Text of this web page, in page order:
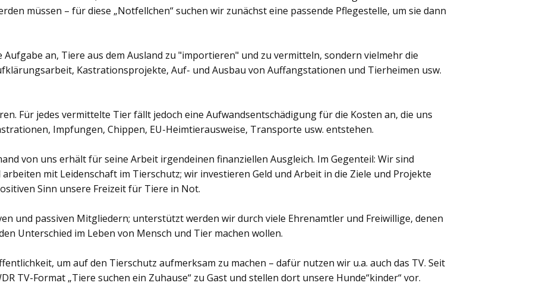
müssen – für diese „Notfellchen“ suchen wir zunächst eine passende Pflegestelle, um sie dann
an, Tiere aus dem Ausland zu "importieren" und zu vermitteln, sondern vielmehr die
Kastrationsprojekte, Auf- und Ausbau von Auffangstationen und Tierheimen usw.
Für jedes vermittelte Tier fällt jedoch eine Aufwandsentschädigung für die Kosten an, die uns
Impfungen, Chippen, EU-Heimtierausweise, Transporte usw. entstehen.
von uns erhält für seine Arbeit irgendeinen finanziellen Ausgleich. Im Gegenteil: Wir sind
mit Leidenschaft im Tierschutz; wir investieren Geld und Arbeit in die Ziele und Projekte
Sinn unsere Freizeit für Tiere in Not.
und passiven Mitgliedern; unterstützt werden wir durch viele Ehrenamtler und Freiwillige, denen
Unterschied im Leben von Mensch und Tier machen wollen.
um auf den Tierschutz aufmerksam zu machen – dafür nutzen wir u.a. auch das TV. Seit
TV-Format „Tiere suchen ein Zuhause“ zu Gast und stellen dort unsere Hunde“kinder“ vor.